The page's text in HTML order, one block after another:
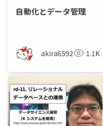
自動化とデータ管理
akira6592 1.1K